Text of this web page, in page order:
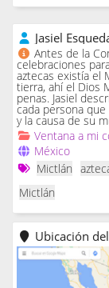
Jasiel
Antes de la
celebraciones
aztecas existía el
tierra, ahí el Dios
penas. Jasiel
cada persona
y la causa de su
Ventana a mi
México
Mictlán
Mictlán
Ubicación